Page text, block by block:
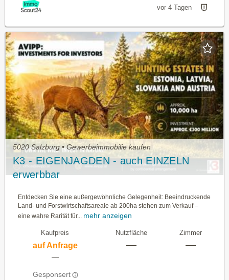
vor 4 Tagen
5020 Salzburg • Gewerbeimmobilie kaufen
K3 - EIGENJAGDEN - auch EINZELN
erwerbbar
Entdecken Sie eine außergewöhnliche Gelegenheit: Beeindruckende
Land- und Forstwirtschaftsareale ab 200ha stehen zum Verkauf –
eine wahre Rarität für... mehr anzeigen
Kaufpreis
auf Anfrage
—
Gesponsert
Nutzfläche
—
Zimmer
—